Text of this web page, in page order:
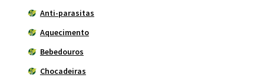
Anti-parasitas
Aquecimento
Bebedouros
Chocadeiras